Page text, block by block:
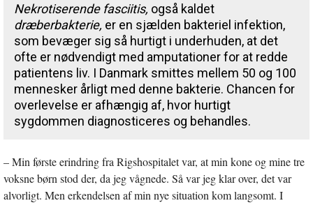
Nekrotiserende fasciitis, også kaldet
dræberbakterie, er en sjælden bakteriel infektion,
som bevæger sig så hurtigt i underhuden, at det
ofte er nødvendigt med amputationer for at redde
patientens liv. I Danmark smittes mellem 50 og 100
mennesker årligt med denne bakterie. Chancen for
overlevelse er afhængig af, hvor hurtigt
sygdommen diagnosticeres og behandles.
– Min første erindring fra Rigshospitalet var, at min kone og mine tre
voksne børn stod der, da jeg vågnede. Så var jeg klar over, det var
alvorligt. Men erkendelsen af min nye situation kom langsomt. I